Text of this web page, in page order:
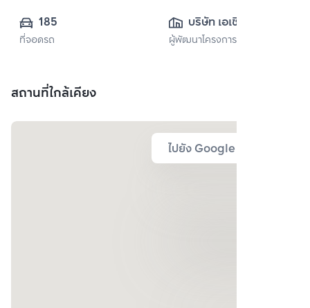
185
ที่จอดรถ
บริษัท เอเชี่ยน
พร็อพเพอร์ตี้ จำกัด
ผู้พัฒนาโครงการ
สถานที่ใกล้เคียง
ไปยัง Google Map